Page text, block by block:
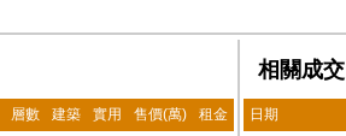
層數 建築 實用 售價(萬) 租金
相關成交
日期